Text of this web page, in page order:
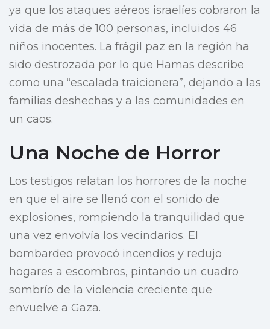
ya que los ataques aéreos israelíes cobraron la
vida de más de 100 personas, incluidos 46
niños inocentes. La frágil paz en la región ha
sido destrozada por lo que Hamas describe
como una “escalada traicionera”, dejando a las
familias deshechas y a las comunidades en
un caos.
Una Noche de Horror
Los testigos relatan los horrores de la noche
en que el aire se llenó con el sonido de
explosiones, rompiendo la tranquilidad que
una vez envolvía los vecindarios. El
bombardeo provocó incendios y redujo
hogares a escombros, pintando un cuadro
sombrío de la violencia creciente que
envuelve a Gaza.